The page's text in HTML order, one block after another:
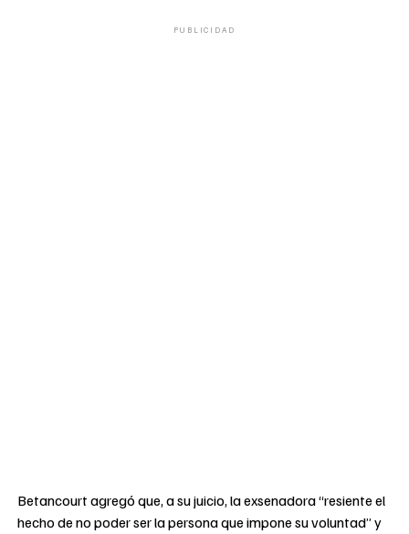
PUBLICIDAD
Betancourt agregó que, a su juicio, la exsenadora “resiente el
hecho de no poder ser la persona que impone su voluntad” y